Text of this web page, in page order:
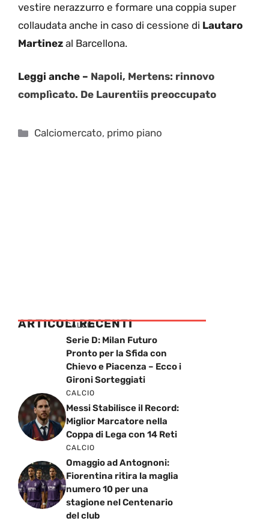
vestire nerazzurro e formare una coppia super
collaudata anche in caso di cessione di Lautaro
Martinez al Barcellona.
Leggi anche – Napoli, Mertens: rinnovo
complìcato. De Laurentiis preoccupato
Categorie
Calciomercato, primo piano
ARTICOLI RECENTI
CALCIO
Serie D: Milan Futuro
Pronto per la Sfida con
Chievo e Piacenza – Ecco i
Gironi Sorteggiati
CALCIO
Messi Stabilisce il Record:
Miglior Marcatore nella
Coppa di Lega con 14 Reti
CALCIO
Omaggio ad Antognoni:
Fiorentina ritira la maglia
numero 10 per una
stagione nel Centenario
del club